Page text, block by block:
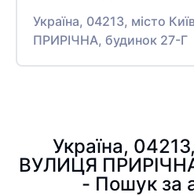
Україна, 04213, місто
ПРИРІЧНА, будинок 27-Г
Україна,
ВУЛИЦЯ
- Пошук за